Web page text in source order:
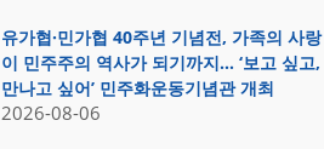
유가협·민가협 40주년 기념전, 가족의 사랑
이 민주주의 역사가 되기까지… ‘보고 싶고,
만나고 싶어’ 민주화운동기념관 개최
2026-08-06